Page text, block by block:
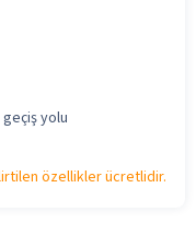
yolu
özellikler ücretlidir.